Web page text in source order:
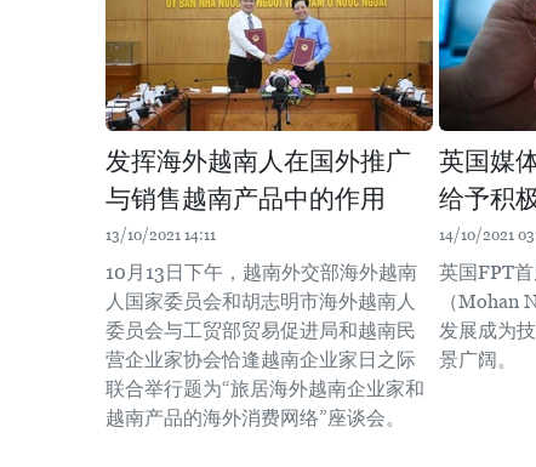
发挥海外越南人在国外推广
与销售越南产品中的作用
13/10/2021 14:11
10月13日下午，越南外交部海外越南
人国家委员会和胡志明市海外越南人
委员会与工贸部贸易促进局和越南民
营企业家协会恰逢越南企业家日之际
联合举行题为“旅居海外越南企业家和
越南产品的海外消费网络”座谈会。
英国媒
给予积
14/10/2021
英国FPT
（Mohan
发展成为
景广阔。